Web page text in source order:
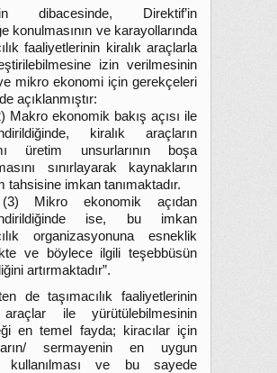
dibacesinde, Direktif’in
konulmasının ve karayollarında
faaliyetlerinin kiralık araçlarla
izin verilmesinin
mikro ekonomi için gerekçeleri
açıklanmıştır:
ekonomik bakış açısı ile
kiralık araçların
üretim unsurlarının boşa
sınırlayarak kaynakların
tahsisine imkan tanımaktadır.
ekonomik açıdan
ise, bu imkan
organizasyonuna esneklik
ve böylece ilgili teşebbüsün
artırmaktadır”.
de taşımacılık faaliyetlerinin
araçlar ile yürütülebilmesinin
en temel fayda; kiracılar için
sermayenin en uygun
kullanılması ve bu sayede